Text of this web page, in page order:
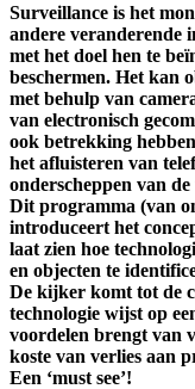
Surveillance is het
andere veranderende
met het doel hen te
beschermen. Het kan
met behulp van
van electronisch
ook betrekking
het afluisteren van
onderscheppen van
Dit programma (van
introduceert het
laat zien hoe
en objecten te
De kijker komt tot de
technologie wijst op
voordelen brengt van
koste van verlies aan
Een ‘must see’!